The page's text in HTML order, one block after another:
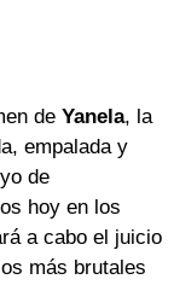
de Yanela, la
empalada y
de
hoy en los
a cabo el juicio
más brutales